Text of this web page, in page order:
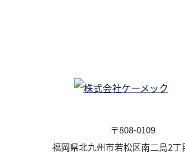
〒808-0109
福岡県北九州市若松区南二島2丁